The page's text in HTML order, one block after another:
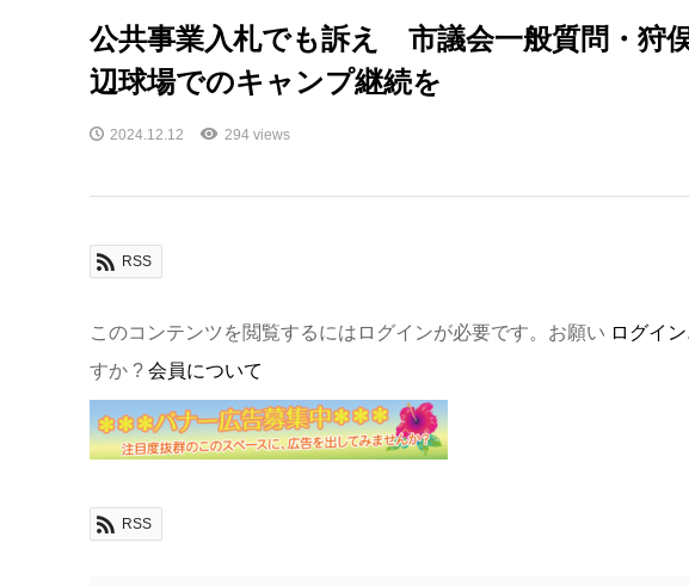
公共事業入札でも訴え 市議会一般質問・狩
辺球場でのキャンプ継続を
2024.12.12 294 views
RSS
このコンテンツを閲覧するにはログインが必要です。お願い ログイン
すか ? 会員について
RSS